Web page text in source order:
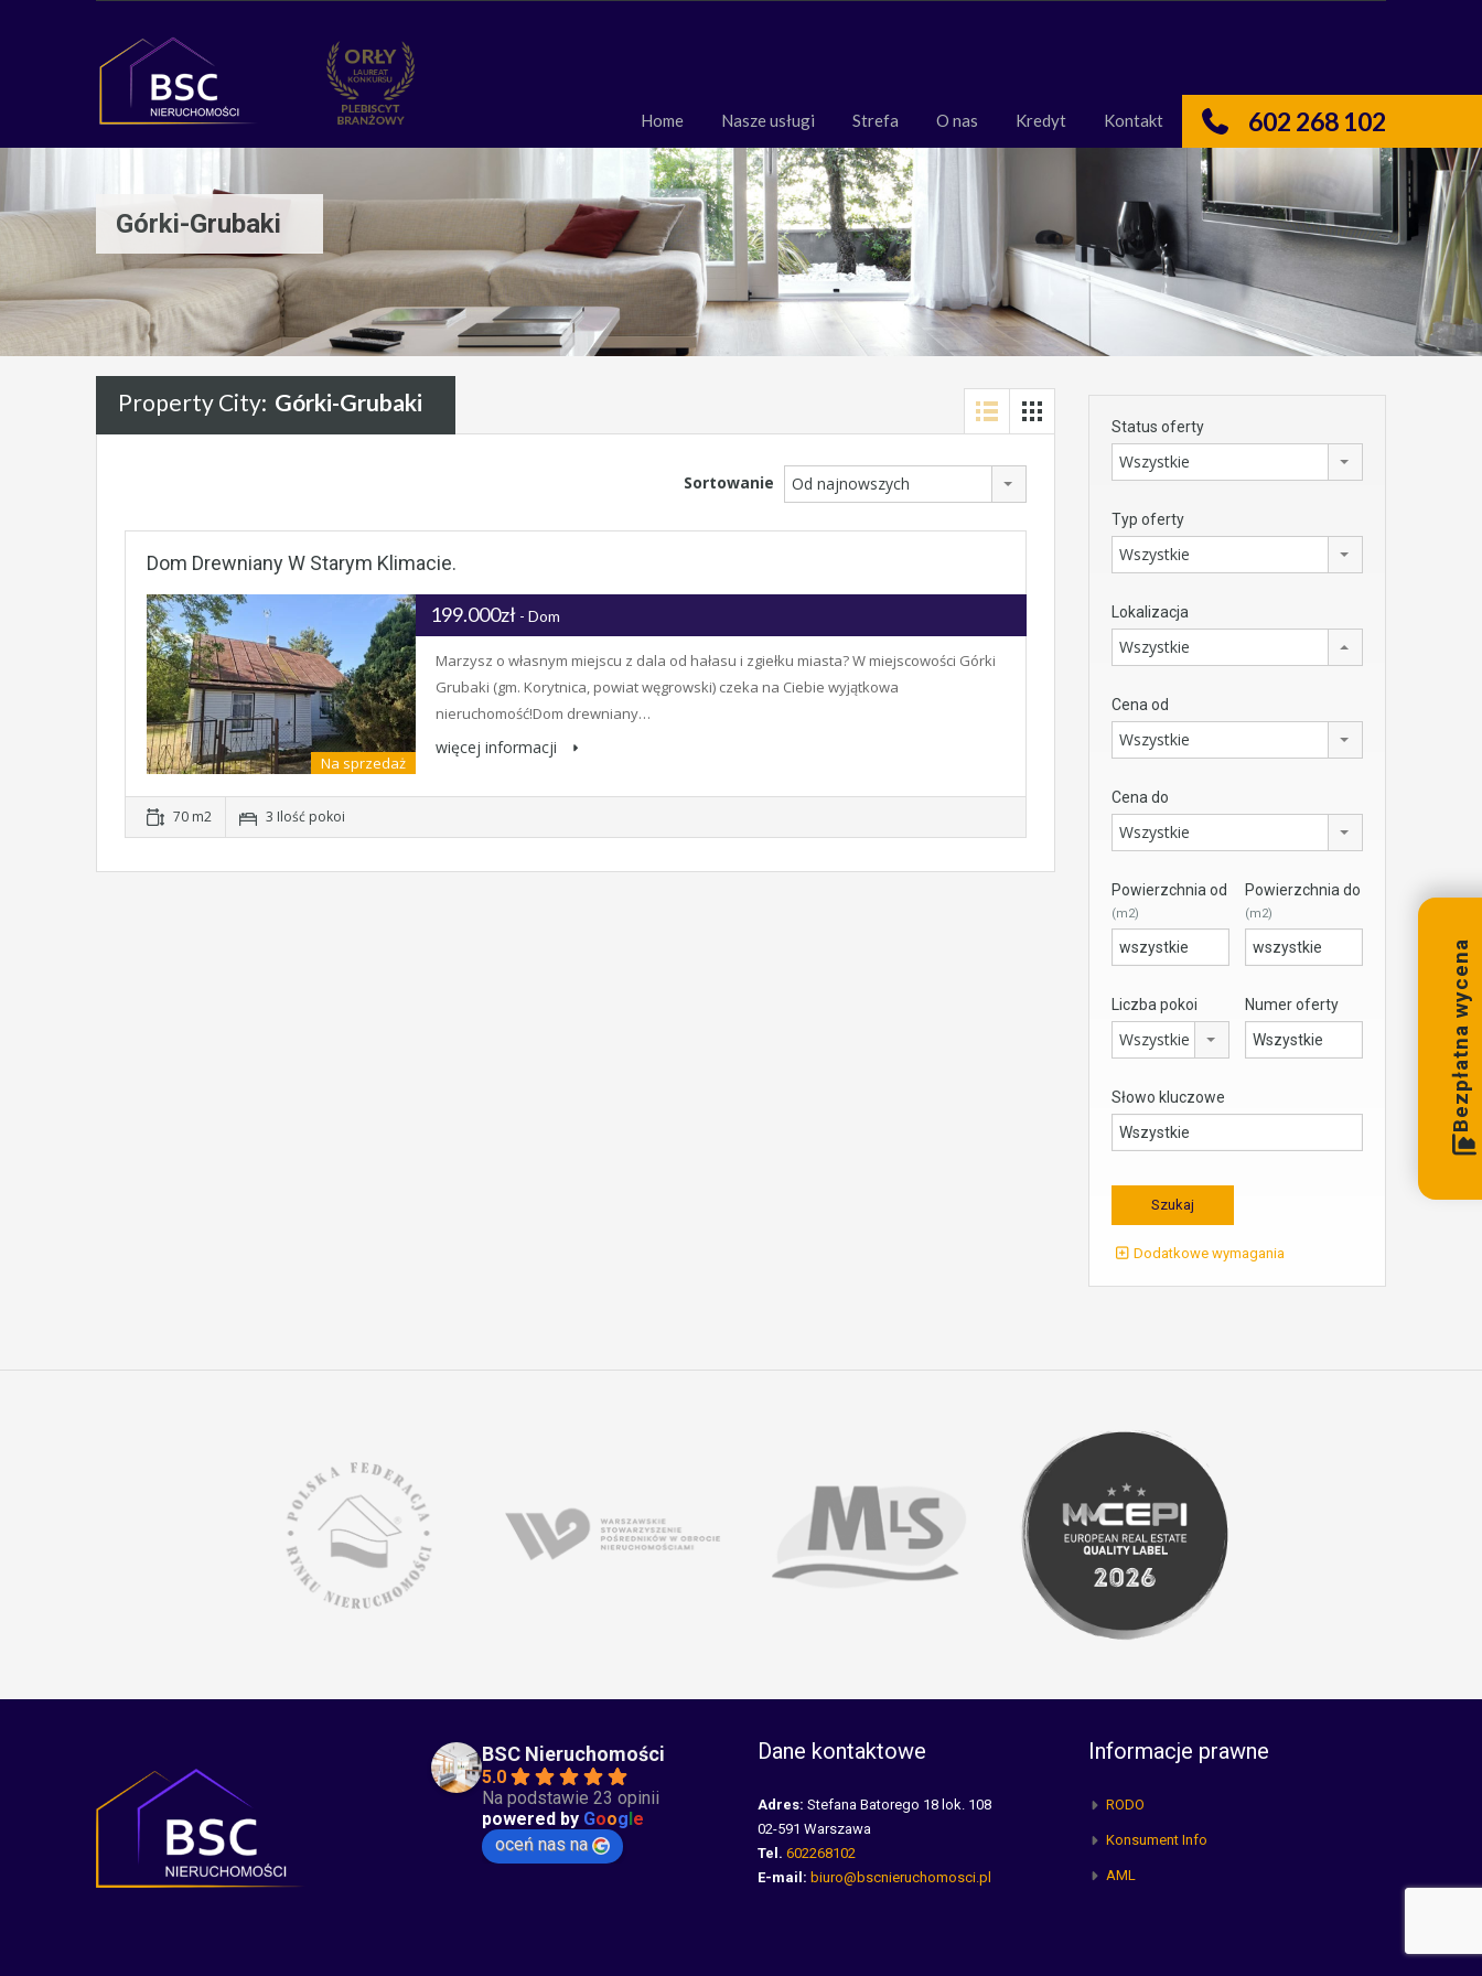
602 268 102
Home Nasze usługi Strefa O nas Kredyt Kontakt
Górki-Grubaki
Property City: Górki-Grubaki
Sortowanie Od najnowszych
Dom Drewniany W Starym Klimacie.
Na sprzedaż
199.000zł - Dom
Marzysz o własnym miejscu z dala od hałasu i zgiełku miasta? W miejscowości Górki
Grubaki (gm. Korytnica, powiat węgrowski) czeka na Ciebie wyjątkowa
nieruchomość!Dom drewniany…
więcej informacji
70 m2 3 Ilość pokoi
Status oferty
Wszystkie
Typ oferty
Wszystkie
Lokalizacja
Wszystkie
Cena od
Wszystkie
Cena do
Wszystkie
Powierzchnia od
(m2)
Powierzchnia do
(m2)
Liczba pokoi
Wszystkie
Numer oferty
Słowo kluczowe
Dodatkowe wymagania
BSC Nieruchomości
5.0
Na podstawie 23 opinii
powered by Google
oceń nas na
Dane kontaktowe
Adres: Stefana Batorego 18 lok. 108
02-591 Warszawa
Tel. 602268102
E-mail: biuro@bscnieruchomosci.pl
Bezpłatna wycena
Informacje prawne
RODO
Konsument Info
AML